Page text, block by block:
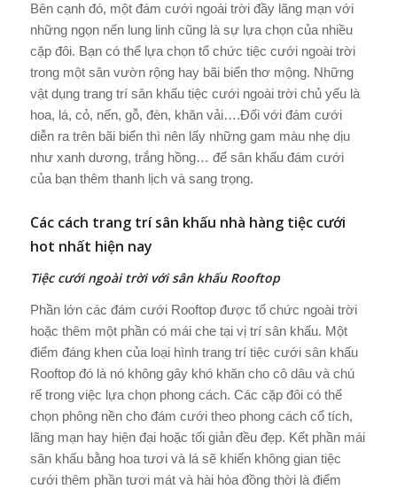
Bên cạnh đó, một đám cưới ngoài trời đầy lãng mạn với
những ngọn nến lung linh cũng là sự lựa chọn của nhiều
cặp đôi. Bạn có thể lựa chọn tổ chức tiệc cưới ngoài trời
trong một sân vườn rộng hay bãi biển thơ mộng. Những
vật dụng trang trí sân khấu tiệc cưới ngoài trời chủ yếu là
hoa, lá, cỏ, nến, gỗ, đèn, khăn vải….Đối với đám cưới
diễn ra trên bãi biển thì nên lấy những gam màu nhẹ dịu
như xanh dương, trắng hồng… để sân khấu đám cưới
của bạn thêm thanh lịch và sang trọng.
Các cách trang trí sân khấu nhà hàng tiệc cưới
hot nhất hiện nay
Tiệc cưới ngoài trời với sân khấu Rooftop
Phần lớn các đám cưới Rooftop được tổ chức ngoài trời
hoặc thêm một phần có mái che tại vị trí sân khấu. Một
điểm đáng khen của loại hình trang trí tiệc cưới sân khấu
Rooftop đó là nó không gây khó khăn cho cô dâu và chú
rể trong việc lựa chọn phong cách. Các cặp đôi có thể
chọn phông nền cho đám cưới theo phong cách cổ tích,
lãng mạn hay hiện đại hoặc tối giản đều đẹp. Kết phần mái
sân khấu bằng hoa tươi và lá sẽ khiến không gian tiệc
cưới thêm phần tươi mát và hài hòa đồng thời là điểm